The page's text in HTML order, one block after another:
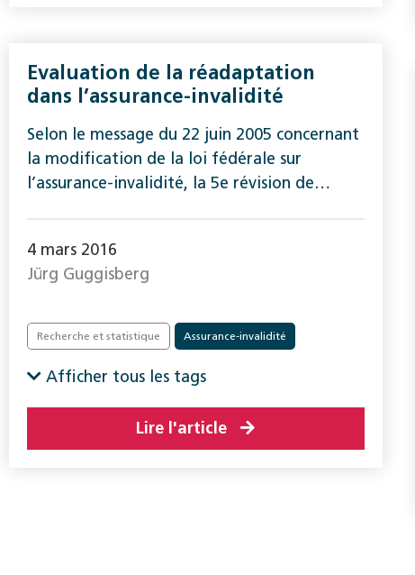
Evaluation de la réadaptation
dans ­l’assurance-invalidité
Selon le message du 22 juin 2005 concernant
la modification de la loi fédérale sur
l’assurance-invalidité, la 5e révision de…
4 mars 2016
Jürg Guggisberg
Recherche et statistique Assurance-invalidité
Afficher tous les tags
Lire l'article